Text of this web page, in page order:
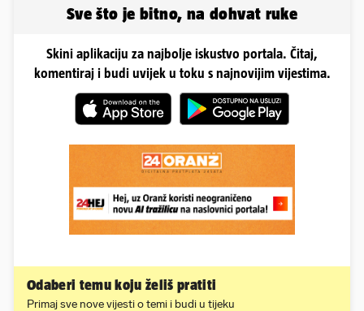
Sve što je bitno, na dohvat ruke
Skini aplikaciju za najbolje iskustvo portala. Čitaj,
komentiraj i budi uvijek u toku s najnovijim vijestima.
Odaberi temu koju želiš pratiti
Primaj sve nove vijesti o temi i budi u tijeku